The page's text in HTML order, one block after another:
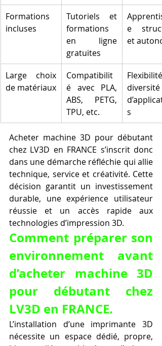
Formations
incluses
Tutoriels et
formations
en ligne
gratuites
e
et
Large choix
de matériaux
Compatibilit
é avec PLA,
ABS, PETG,
TPU, etc.
diversité
s
Acheter machine 3D pour débutant
chez LV3D en FRANCE s’inscrit donc
dans une démarche réfléchie qui allie
technique, service et créativité. Cette
décision garantit un investissement
durable, une expérience utilisateur
réussie et un accès rapide aux
technologies d’impression 3D.
Comment préparer son
environnement avant
d’acheter machine 3D
pour débutant chez
LV3D en FRANCE.
L’installation d’une imprimante 3D
nécessite un espace dédié, propre,